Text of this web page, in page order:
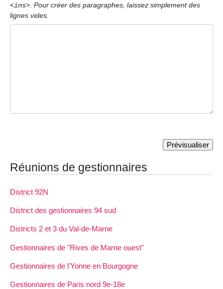
<ins>. Pour créer des paragraphes, laissez simplement des
lignes vides.
Réunions de gestionnaires
District 92N
District des gestionnaires 94 sud
Districts 2 et 3 du Val-de-Marne
Gestionnaires de "Rives de Marne ouest"
Gestionnaires de l’Yonne en Bourgogne
Gestionnaires de Paris nord 9e-18e